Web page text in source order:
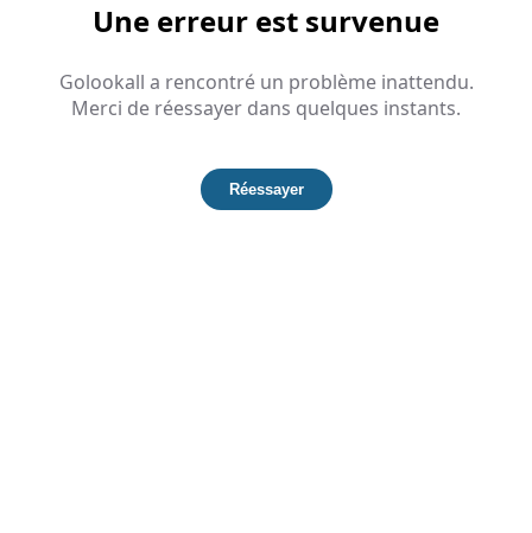
Une erreur est survenue
Golookall a rencontré un problème inattendu.
Merci de réessayer dans quelques instants.
Réessayer